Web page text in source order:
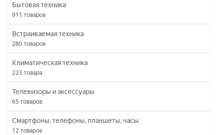
Бытовая техника
911 товаров
Встраиваемая техника
280 товаров
Климатическая техника
223 товара
Телевизоры и аксессуары
65 товаров
Смартфоны, телефоны, планшеты, часы
12 товаров